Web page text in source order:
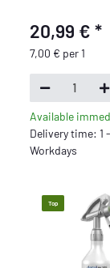
20,99 €*
7,00 € per 1
Available
Delivery time: 1
Workdays
Top